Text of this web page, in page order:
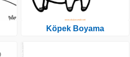
Köpek Boyama